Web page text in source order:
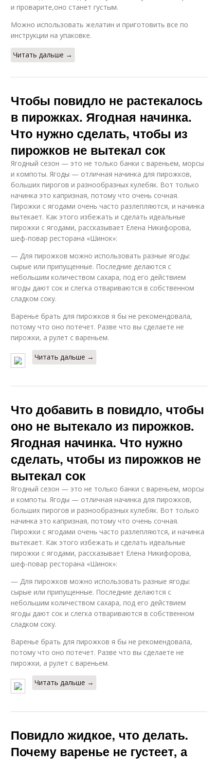
и проварите,оно станет густым.
Можно использовать желатин и приготовить все по
инструкции на упаковке.
Читать дальше →
Чтобы повидло не растекалось
в пирожках. Ягодная начинка.
Что нужно сделать, чтобы из
пирожков не вытекал сок
Ягодный сезон — это не только банки с вареньем, морсы
и компоты. Ягоды — отличная начинка для пирожков,
больших пирогов и разнообразных кулебяк. Вот только
начинка это капризная, потому что очень сочная.
Пирожки с ягодами очень часто разлепляются, и начинка
вытекает. Как этого избежать и сделать идеальные
пирожки с ягодами, рассказывает Елена Никифорова,
шеф-повар ресторана «Шинок»:
— Для пирожков можно использовать разные ягоды:
сырые или припущенные. Последние делаются с
небольшим количеством сахара, под его действием
ягоды дают сок и слегка отвариваются в собственном
сладком соку.
Варенье брать для пирожков я бы не рекомендовала,
потому что оно потечет. Разве что вы сделаете не
пирожки, а рулет с вареньем.
Читать дальше →
Что добавить в повидло, чтобы
оно не вытекало из пирожков.
Ягодная начинка. Что нужно
сделать, чтобы из пирожков не
вытекал сок
Ягодный сезон — это не только банки с вареньем, морсы
и компоты. Ягоды — отличная начинка для пирожков,
больших пирогов и разнообразных кулебяк. Вот только
начинка это капризная, потому что очень сочная.
Пирожки с ягодами очень часто разлепляются, и начинка
вытекает. Как этого избежать и сделать идеальные
пирожки с ягодами, рассказывает Елена Никифорова,
шеф-повар ресторана «Шинок»:
— Для пирожков можно использовать разные ягоды:
сырые или припущенные. Последние делаются с
небольшим количеством сахара, под его действием
ягоды дают сок и слегка отвариваются в собственном
сладком соку.
Варенье брать для пирожков я бы не рекомендовала,
потому что оно потечет. Разве что вы сделаете не
пирожки, а рулет с вареньем.
Читать дальше →
Повидло жидкое, что делать.
Почему варенье не густеет, а